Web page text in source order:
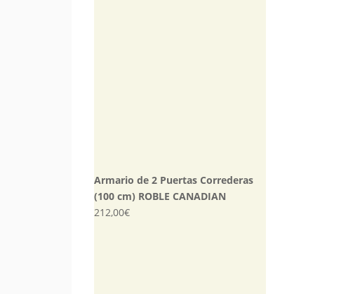
Armario de 2 Puertas Correderas
(100 cm) ROBLE CANADIAN
212,00€